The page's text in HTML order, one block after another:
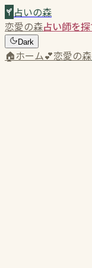
占いの森
恋愛の森占い師を
Dark
🏠ホーム💕恋愛の森